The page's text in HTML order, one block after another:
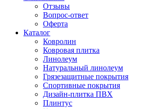
Отзывы
Вопрос-ответ
Оферта
Каталог
Ковролин
Ковровая плитка
Линолеум
Натуральный линолеум
Грязезащитные покрытия
Спортивные покрытия
Дизайн-плитка ПВХ
Плинтус